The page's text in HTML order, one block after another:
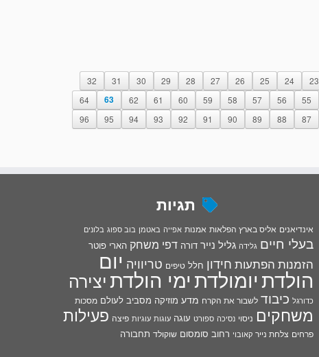
23
24
25
26
27
28
29
30
31
32
55
56
57
58
59
60
61
62
63
64
87
88
89
90
91
92
93
94
95
96
תגיות
אינדיאנים אליס בארץ הפלאות אמנות אפייה באטמן בוב ספוג בלונים
בעלי חיים גלידה גליל נייר דורה דפי משחק הארי פוטר
הזמנות הפתעות חידון חלל טיפים טריוויה יום
הולדתיומולדתימי הולדתיצירה
כדורגל כיבוד לשבור את הקרח מדע מוזיקה מסביב לעולם מסכות
משחקים ניסוי נסיכה ספורט עוגה עוגות עוגיות פיצה פעילות
פרחים צלחת נייר קאובוי רחוב סומסום שוקולד תחבורה